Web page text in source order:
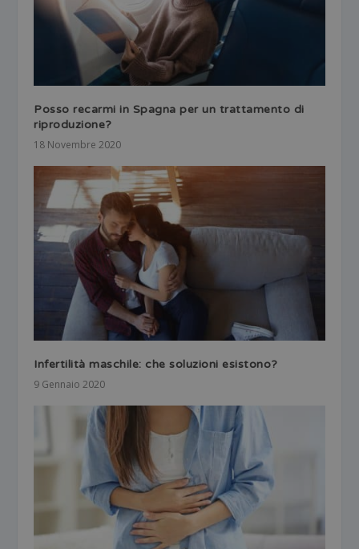
Posso recarmi in Spagna per un trattamento di
riproduzione?
18 Novembre 2020
Infertilità maschile: che soluzioni esistono?
9 Gennaio 2020